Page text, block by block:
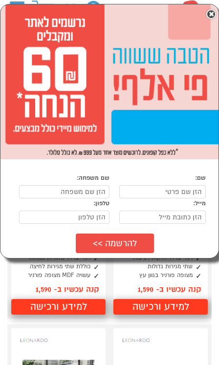
לבית ולגן
עיצוב הבית
שידות כניסה
שידות כניסה Leonardo ליאונרדו
נמצאו 6 מוצרי שידות כניסה של מוצרי Leonardo ליאונרדו
מיון: הפופולרים ביותר
סמן להשוואה
רגלי ברזל חזקות ויציבות
שתי מגירות גדולות
מצופה פורניר בגוון עץ
קנה עכשיו ב- 1,590
למידע ורכישה
סמן להשוואה
LEONARDO
רגלי ברזל שחורות גבוהות
כוללת שתי מגירות לחיצה
עשויה MDF מצופה פורניר
קנה עכשיו ב- 1,590
למידע ורכישה
×
שם: שם משפחה:
מייל: טלפון: